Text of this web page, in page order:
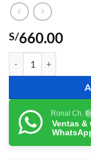
S/660.00
Ronal Ch.
Ventas &